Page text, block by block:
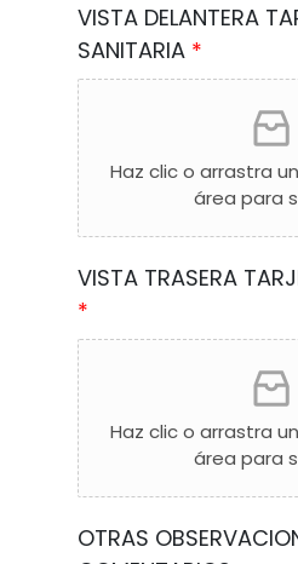
VISTA DELANTERA
SANITARIA *
Haz clic o arrastra
área para
VISTA TRASERA
*
Haz clic o arrastra
área para
OTRAS